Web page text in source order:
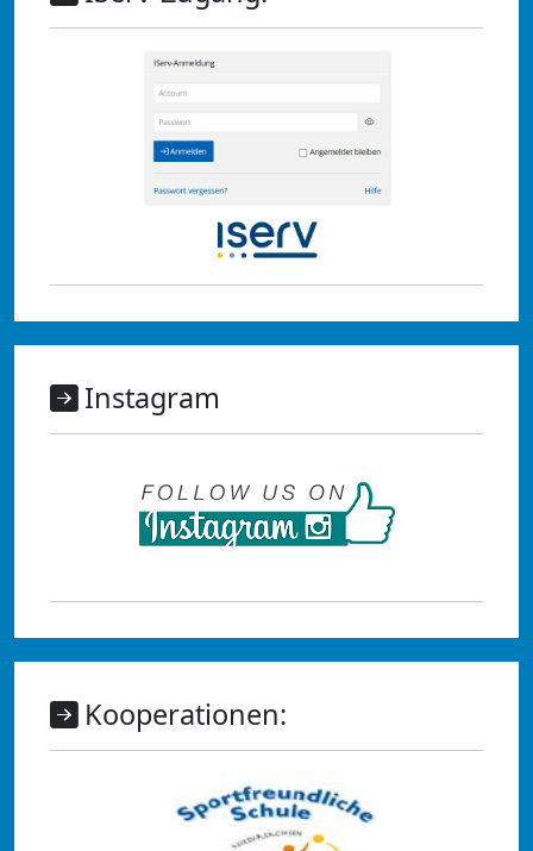
Instagram
Kooperationen: